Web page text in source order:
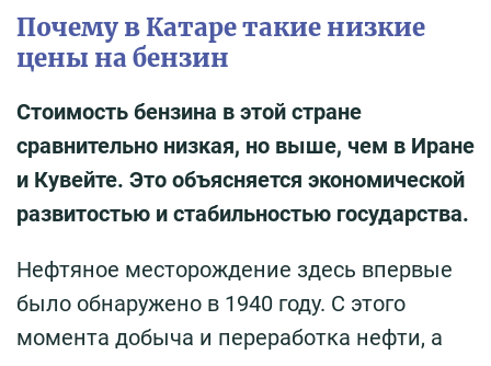
Почему в Катаре такие низкие
цены на бензин
Стоимость бензина в этой стране
сравнительно низкая, но выше, чем в Иране
и Кувейте. Это объясняется экономической
развитостью и стабильностью государства.
Нефтяное месторождение здесь впервые
было обнаружено в 1940 году. С этого
момента добыча и переработка нефти, а